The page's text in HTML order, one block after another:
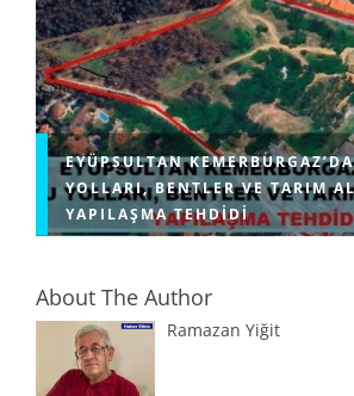
EYÜPSULTAN
YOLLARI, BENTLER VE TARIM
YAPILAŞMA TEHDIDI
About The Author
Ramazan Yiğit